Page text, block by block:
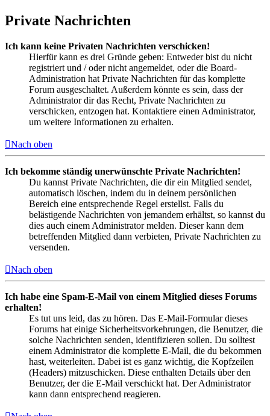
Private Nachrichten
Ich kann keine Privaten Nachrichten verschicken!
Hierfür kann es drei Gründe geben: Entweder bist du nicht
registriert und / oder nicht angemeldet, oder die Board-
Administration hat Private Nachrichten für das komplette
Forum ausgeschaltet. Außerdem könnte es sein, dass der
Administrator dir das Recht, Private Nachrichten zu
verschicken, entzogen hat. Kontaktiere einen Administrator,
um weitere Informationen zu erhalten.
Nach oben
Ich bekomme ständig unerwünschte Private Nachrichten!
Du kannst Private Nachrichten, die dir ein Mitglied sendet,
automatisch löschen, indem du in deinem persönlichen
Bereich eine entsprechende Regel erstellst. Falls du
belästigende Nachrichten von jemandem erhältst, so kannst du
dies auch einem Administrator melden. Dieser kann dem
betreffenden Mitglied dann verbieten, Private Nachrichten zu
versenden.
Nach oben
Ich habe eine Spam-E-Mail von einem Mitglied dieses Forums
erhalten!
Es tut uns leid, das zu hören. Das E-Mail-Formular dieses
Forums hat einige Sicherheitsvorkehrungen, die Benutzer, die
solche Nachrichten senden, identifizieren sollen. Du solltest
einem Administrator die komplette E-Mail, die du bekommen
hast, weiterleiten. Dabei ist es ganz wichtig, die Kopfzeilen
(Headers) mitzuschicken. Diese enthalten Details über den
Benutzer, der die E-Mail verschickt hat. Der Administrator
kann dann entsprechend reagieren.